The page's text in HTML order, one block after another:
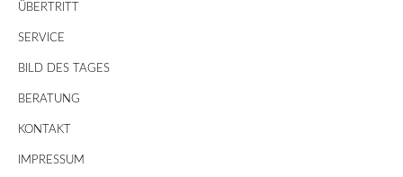
ÜBERTRITT
SERVICE
BILD DES TAGES
BERATUNG
KONTAKT
IMPRESSUM